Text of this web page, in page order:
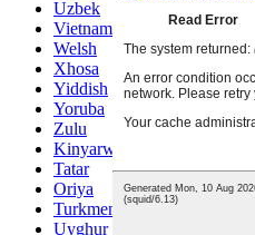
Uzbek
Vietnamese
Welsh
Xhosa
Yiddish
Yoruba
Zulu
Kinyarwanda
Tatar
Oriya
Turkmen
Uyghur